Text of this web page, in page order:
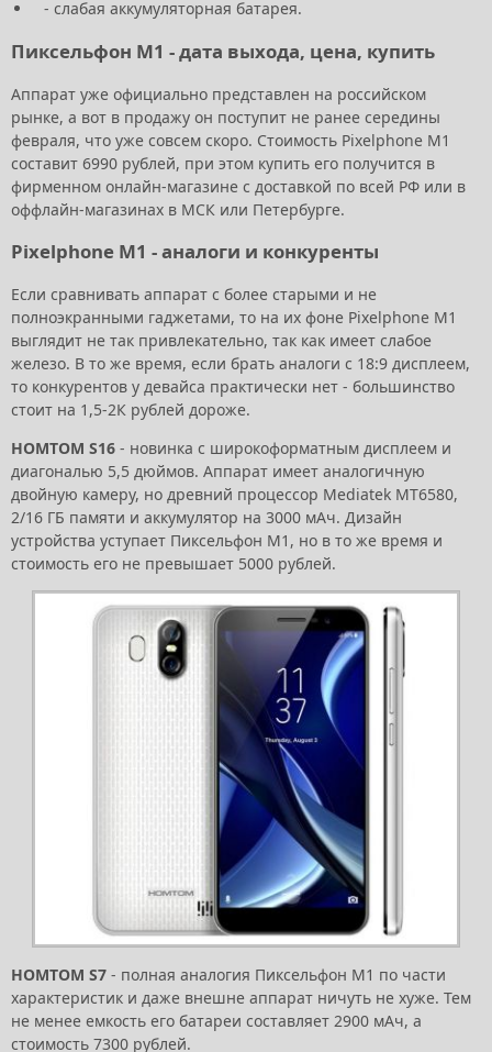
- слабая аккумуляторная батарея.
Пиксельфон М1 - дата выхода, цена, купить
Аппарат уже официально представлен на российском
рынке, а вот в продажу он поступит не ранее середины
февраля, что уже совсем скоро. Стоимость Pixelphone M1
составит 6990 рублей, при этом купить его получится в
фирменном онлайн-магазине с доставкой по всей РФ или в
оффлайн-магазинах в МСК или Петербурге.
Pixelphone M1 - аналоги и конкуренты
Если сравнивать аппарат с более старыми и не
полноэкранными гаджетами, то на их фоне Pixelphone M1
выглядит не так привлекательно, так как имеет слабое
железо. В то же время, если брать аналоги с 18:9 дисплеем,
то конкурентов у девайса практически нет - большинство
стоит на 1,5-2К рублей дороже.
HOMTOM S16 - новинка с широкоформатным дисплеем и
диагональю 5,5 дюймов. Аппарат имеет аналогичную
двойную камеру, но древний процессор Mediatek MT6580,
2/16 ГБ памяти и аккумулятор на 3000 мАч. Дизайн
устройства уступает Пиксельфон М1, но в то же время и
стоимость его не превышает 5000 рублей.
HOMTOM S7 - полная аналогия Пиксельфон М1 по части
характеристик и даже внешне аппарат ничуть не хуже. Тем
не менее емкость его батареи составляет 2900 мАч, а
стоимость 7300 рублей.